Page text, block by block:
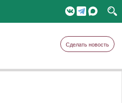
Сделать новость